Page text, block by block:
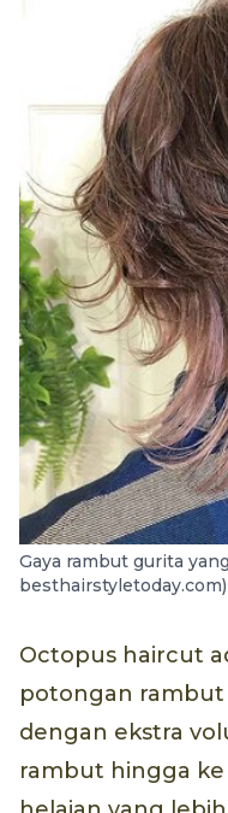
Gaya rambut gurita
besthairstyletoday.com)
Octopus haircut
potongan
dengan ekstra
rambut hingga